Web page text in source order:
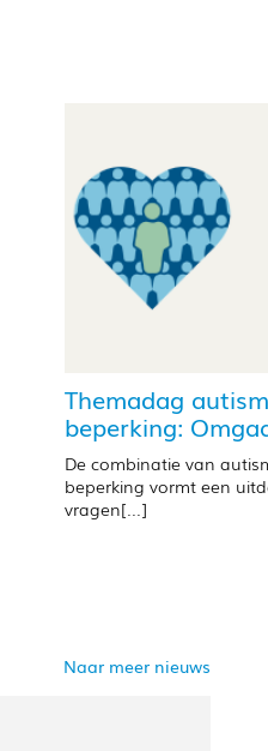
Themadag
beperking:
De combinatie van
beperking vormt een
vragen[...]
Naar meer nieuws